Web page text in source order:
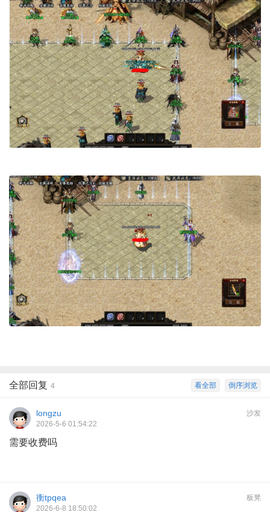
倒序浏览
看全部
全部回复 4
沙发
longzu
2026-5-6 01:54:22
需要收费吗
板凳
衡tpqea
2026-6-8 18:50:02